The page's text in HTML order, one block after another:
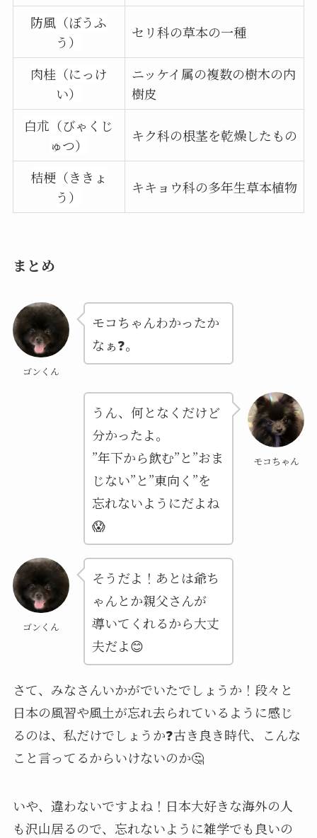
防風（ぼうふ
う）
セリ科の草本の一種
肉桂（にっけ
い）
ニッケイ属の複数の樹木の内
樹皮
白朮（びゃくじ
ゅつ）
キク科の根茎を乾燥したもの
桔梗（ききょ
う）
キキョウ科の多年生草本植物
まとめ
ゴンくん
モコちゃんわかったか
なぁ❓。
モコちゃん
うん、何となくだけど
分かったよ。
”年下から飲む”と”おま
じない”と”東向く”を
忘れないようにだよね
😱
ゴンくん
そうだよ！あとは爺ち
ゃんとか親父さんが
導いてくれるから大丈
夫だよ😊
さて、みなさんいかがでいたでしょうか！段々と
日本の風習や風土が忘れ去られているように感じ
るのは、私だけでしょうか❓古き良き時代、こんな
こと言ってるからいけないのか🤔
いや、違わないですよね！日本大好きな海外の人
も沢山居るので、忘れないように雑学でも良いの